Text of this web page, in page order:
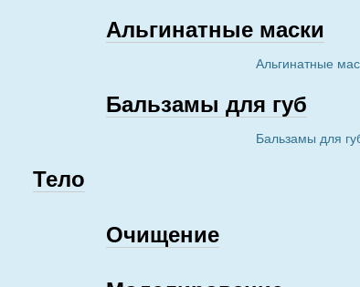
Альгинатные маски
Альгинатные
Бальзамы для губ
Бальзамы для
Тело
Очищение